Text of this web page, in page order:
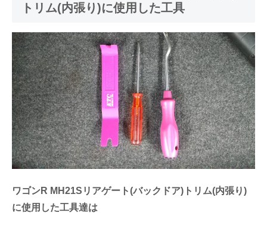
トリム(内張り)に使用した工具
ワゴンR MH21Sリアゲート(バックドア)トリム(内張り)
に使用した工具達は